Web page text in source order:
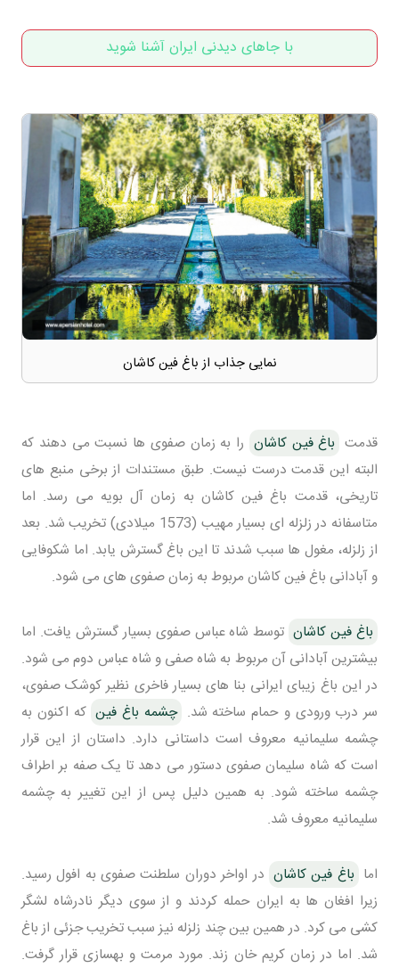
با جاهای دیدنی ایران آشنا شوید
نمایی جذاب از باغ فین کاشان
قدمت باغ فین کاشان را به زمان صفوی ها نسبت می دهند که
البته این قدمت درست نیست. طبق مستندات از برخی منبع های
تاریخی، قدمت باغ فین کاشان به زمان آل بویه می رسد. اما
متاسفانه در زلزله ای بسیار مهیب (1573 میلادی) تخریب شد. بعد
از زلزله، مغول ها سبب شدند تا این باغ گسترش یابد. اما شکوفایی
و آبادانی باغ فین کاشان مربوط به زمان صفوی های می شود.
باغ فین کاشان توسط شاه عباس صفوی بسیار گسترش یافت. اما
بیشترین آبادانی آن مربوط به شاه صفی و شاه عباس دوم می شود.
در این باغ زیبای ایرانی بنا های بسیار فاخری نظیر کوشک صفوی،
سر درب ورودی و حمام ساخته شد. چشمه باغ فین که اکنون به
چشمه سلیمانیه معروف است داستانی دارد. داستان از این قرار
است که شاه سلیمان صفوی دستور می دهد تا یک صفه بر اطراف
چشمه ساخته شود. به همین دلیل پس از این تغییر به چشمه
سلیمانیه معروف شد.
اما باغ فین کاشان در اواخر دوران سلطنت صفوی به افول رسید.
زیرا افغان ها به ایران حمله کردند و از سوی دیگر نادرشاه لشگر
کشی می کرد. در همین بین چند زلزله نیز سبب تخریب جزئی از باغ
شد. اما در زمان کریم خان زند. مورد مرمت و بهسازی قرار گرفت.